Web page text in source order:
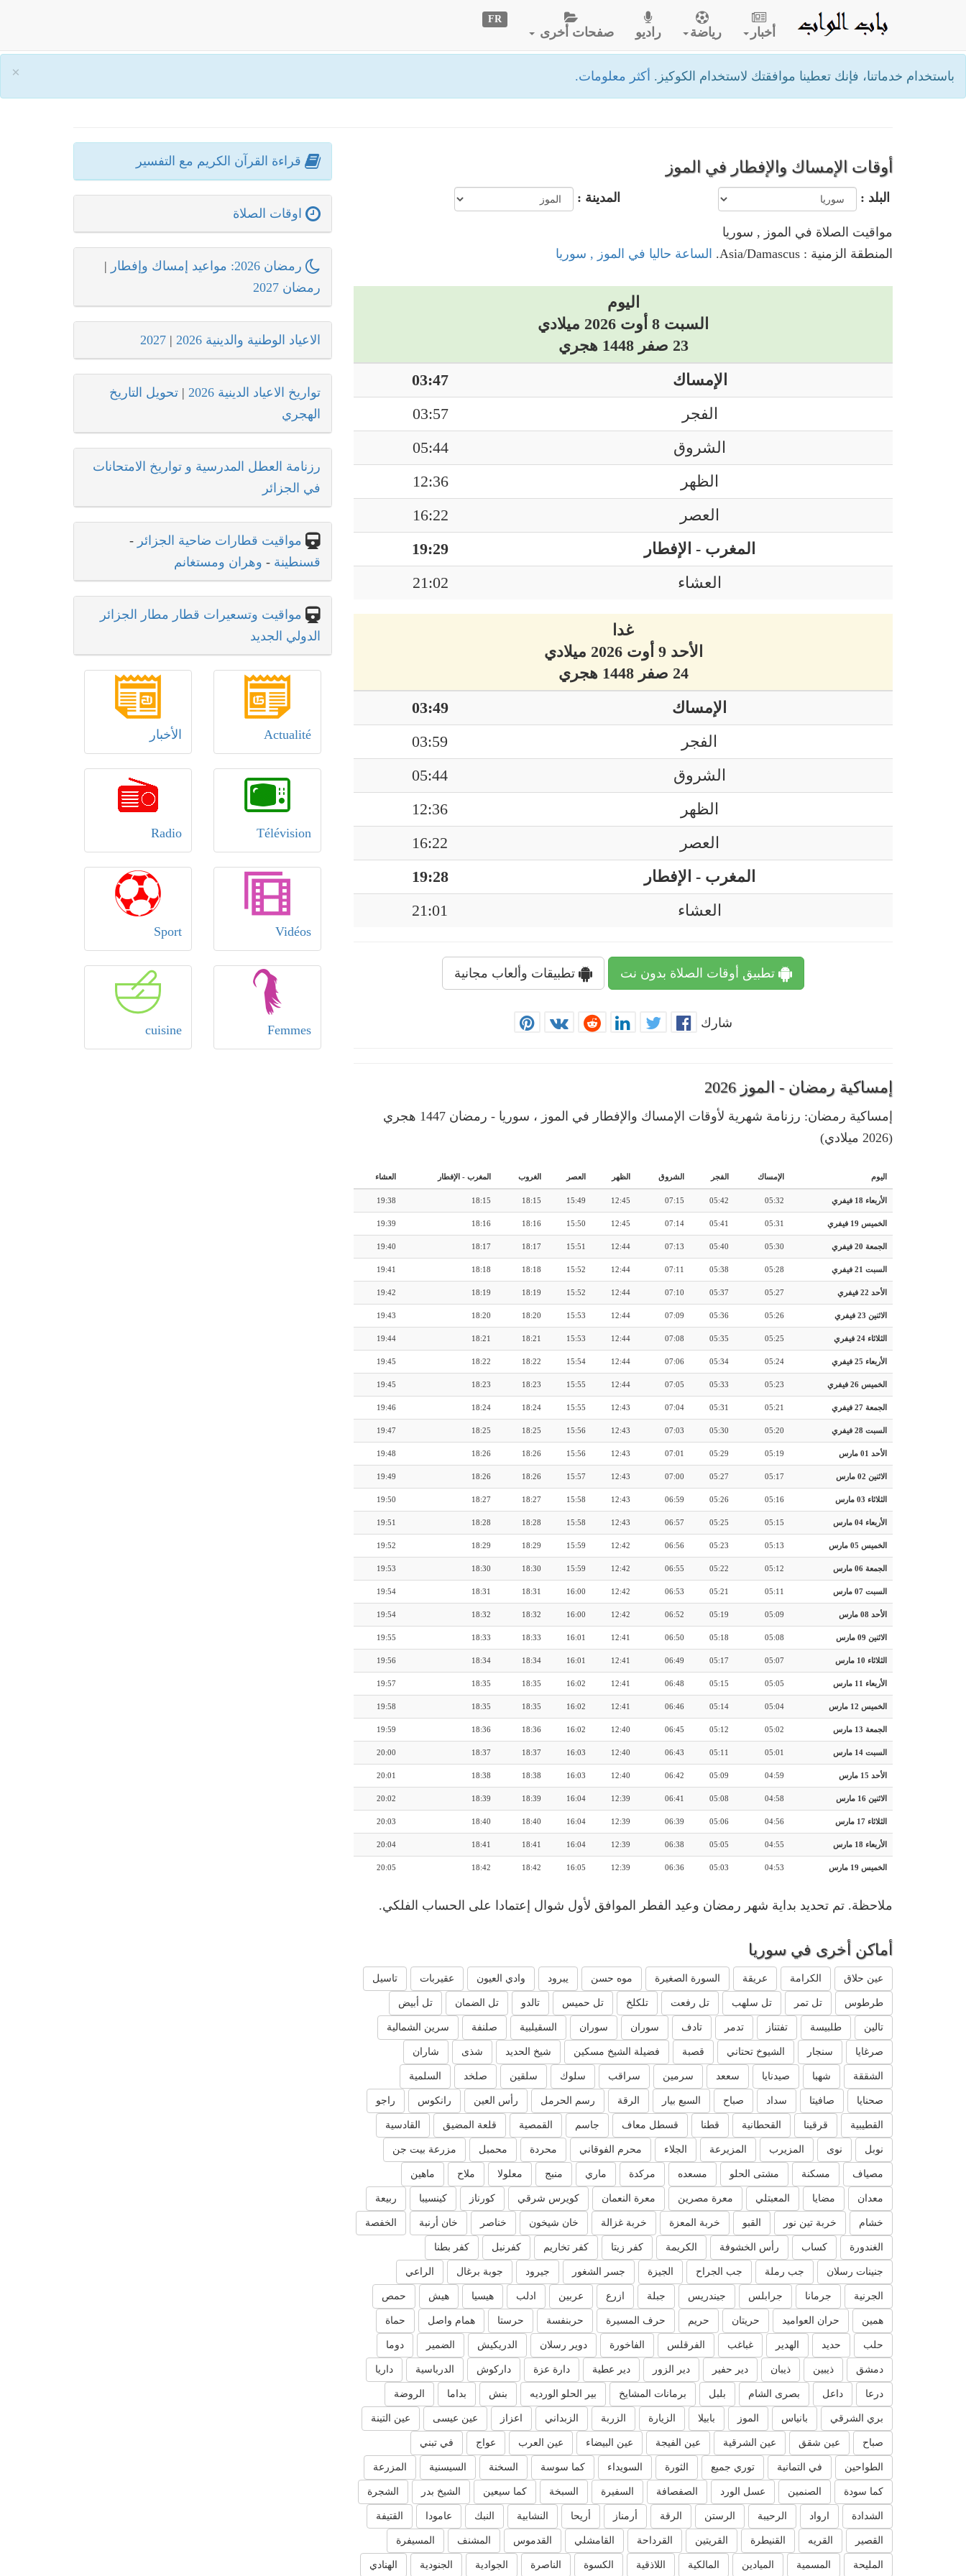
× باستخدام خدماتنا، فإنك تعطينا موافقتك لاستخدام الكوكيز. أكثر معلومات.
أخبار رياضة راديو صفحات أخرى
FR
أوقات الإمساك والإفطار في الموز
البلد : المدينة :
مواقيت الصلاة في الموز , سوريا
المنطقة الزمنية : Asia/Damascus.
الساعة حاليا في الموز , سوريا
اليوم
السبت 8 أوت 2026 ميلادي
23 صفر 1448 هجري
الإمساك
03:47
الفجر
03:57
الشروق
05:44
الظهر
12:36
العصر
16:22
المغرب - الإفطار
19:29
العشاء
21:02
غدا
الأحد 9 أوت 2026 ميلادي
24 صفر 1448 هجري
الإمساك
03:49
الفجر
03:59
الشروق
05:44
الظهر
12:36
العصر
16:22
المغرب - الإفطار
19:28
العشاء
21:01
تطبيق أوقات الصلاة بدون نت تطبيقات وألعاب مجانية
شارك
إمساكية رمضان - الموز 2026
إمساكية رمضان: رزنامة شهرية لأوقات الإمساك والإفطار في الموز ، سوريا - رمضان 1447 هجري
(2026 ميلادي)
اليوم الإمساك الفجر الشروق الظهر العصر الغروب المغرب - الإفطار العشاء
الأربعاء 18 فيفري 05:32
05:42
07:15
12:45
15:49
18:15
18:15
19:38
الخميس 19 فيفري 05:31
05:41
07:14
12:45
15:50
18:16
18:16
19:39
الجمعة 20 فيفري 05:30
05:40
07:13
12:44
15:51
18:17
18:17
19:40
السبت 21 فيفري 05:28
05:38
07:11
12:44
15:52
18:18
18:18
19:41
الأحد 22 فيفري 05:27
05:37
07:10
12:44
15:52
18:19
18:19
19:42
الاثنين 23 فيفري 05:26
05:36
07:09
12:44
15:53
18:20
18:20
19:43
الثلاثاء 24 فيفري 05:25
05:35
07:08
12:44
15:53
18:21
18:21
19:44
الأربعاء 25 فيفري 05:24
05:34
07:06
12:44
15:54
18:22
18:22
19:45
الخميس 26 فيفري 05:23
05:33
07:05
12:44
15:55
18:23
18:23
19:45
الجمعة 27 فيفري 05:21
05:31
07:04
12:43
15:55
18:24
18:24
19:46
السبت 28 فيفري 05:20
05:30
07:03
12:43
15:56
18:25
18:25
19:47
الأحد 01 مارس 05:19
05:29
07:01
12:43
15:56
18:26
18:26
19:48
الاثنين 02 مارس 05:17
05:27
07:00
12:43
15:57
18:26
18:26
19:49
الثلاثاء 03 مارس 05:16
05:26
06:59
12:43
15:58
18:27
18:27
19:50
الأربعاء 04 مارس 05:15
05:25
06:57
12:43
15:58
18:28
18:28
19:51
الخميس 05 مارس 05:13
05:23
06:56
12:42
15:59
18:29
18:29
19:52
الجمعة 06 مارس 05:12
05:22
06:55
12:42
15:59
18:30
18:30
19:53
السبت 07 مارس 05:11
05:21
06:53
12:42
16:00
18:31
18:31
19:54
الأحد 08 مارس 05:09
05:19
06:52
12:42
16:00
18:32
18:32
19:54
الاثنين 09 مارس 05:08
05:18
06:50
12:41
16:01
18:33
18:33
19:55
الثلاثاء 10 مارس 05:07
05:17
06:49
12:41
16:01
18:34
18:34
19:56
الأربعاء 11 مارس 05:05
05:15
06:48
12:41
16:02
18:35
18:35
19:57
الخميس 12 مارس 05:04
05:14
06:46
12:41
16:02
18:35
18:35
19:58
الجمعة 13 مارس 05:02
05:12
06:45
12:40
16:02
18:36
18:36
19:59
السبت 14 مارس 05:01
05:11
06:43
12:40
16:03
18:37
18:37
20:00
الأحد 15 مارس 04:59
05:09
06:42
12:40
16:03
18:38
18:38
20:01
الاثنين 16 مارس 04:58
05:08
06:41
12:39
16:04
18:39
18:39
20:02
الثلاثاء 17 مارس 04:56
05:06
06:39
12:39
16:04
18:40
18:40
20:03
الأربعاء 18 مارس 04:55
05:05
06:38
12:39
16:04
18:41
18:41
20:04
الخميس 19 مارس 04:53
05:03
06:36
12:39
16:05
18:42
18:42
20:05
ملاحظة. تم تحديد بداية شهر رمضان وعيد الفطر الموافق لأول شوال إعتمادا على الحساب الفلكي.
أماكن أخرى في سوريا
عين حلاق الكرامة عريقة السورة الصغيرة موه حسن يبرود وادي العيون عقيربات تاسيل
طرطوس تل تمر تل سلهب تل رفعت تلكلخ تل حميس تالدو تل الضمان تل أبيض
تالين طلبيسة تفتناز تدمر تادف سوران سوران السقيلبية صلنفة سرين الشمالية
صرغايا سنجار الشيوخ تحتاني قصبة فضيلة الشيخ مسكين شيخ الحديد شذى شاران
الشققة شهبا صيدنايا سععد سرمين سراقب سلوك سلقين صلخد السلمية
صحنايا صافيتا سداد صباح السبع بيار الرقة رسم الحرمل رأس العين رانكوس راجو
القطيبية قرقينا القحطانية قطنا قسطل معاف جاسم القمصية قلعة المضيق القادسية
نوبل نوى المزيرب المزيرعة الجلاء محرم الفوقاني محردة محمبل مزرعة بيت جن
مصياف مسكنة مشتى الحلو مسعده مركدة ماري منبج معلولا ملاح ماهين
معدان مضايا المعبتلي معرة مصرين معرة النعمان كويرس شرقي كورناز كينسيبا ربيعة
خشام خربة تين نور القبو خربة المعزة خربة غزالة خان شيخون خناصر خان أرنبة الخفصة
الغندورة كساب رأس الخشوفة الكريمة كفر زيتا كفر تخاريم كفرنبل كفر بطنا
جنينات رسلان جب رملة جب الجراح الجيزة جسر الشغور جيرود جوبة برغال الراعي
الجرنية جرمانا جرابلس جيندريس جبلة ازرع عربين ادلب هيسيا هيش حمص
همين حران العواميد حريتان حريم حرف المسيرة حربنفسة حرستا همام واصل حماة
حلب حديد الهدير غباغب الفرقلس الفاخورة دوير رسلان الدريكيش الضمير دوما
دمشق ذيبين ذيبان دير حفير دير الزور دير عطية دارة عزة داركوش الدرباسية داريا
درعا داعل بصرى الشام بلبل برمانات المشايخ بير الحلو الورديه بنش بداما الروضة
بري الشرقي بانياس الموز بابيلا الزيارة الزربة الزبداني اعزاز عين عيسى عين التينة
صباح عين شقق عين الشرقية عين الفيجة عين البيضاء عين العرب عواج في تبني
الطواحين في التمانية توري جميع الثورة السويداء كما سوسة السخنة السيسنية المزرعة
كما سودة الصنمين عسل الورد الصفصافة السفيرة السبخة كما سيعين الشيخ بدر الشجرة
الشدادة ارواد الرحيبة الرستن الرقة أرمناز أريحا النشابية النبك عامودا القتيفة
القصير القريه القنيطرة القريتين القرداحة القامشلي القدموس المشنف المسيفرة
المليحة المسمية الميادين المالكية اللاذقية الكسوة الناصرة الجوادية الجنودية الهنادي
قراءة القرآن الكريم مع التفسير
اوقات الصلاة
رمضان 2026: مواعيد إمساك وإفطار
|
رمضان 2027
الاعياد الوطنية والدينية 2026 |
2027
تواريخ الاعياد الدينية 2026 | تحويل التاريخ
الهجري
رزنامة العطل المدرسية و تواريخ الامتحانات
في الجزائر
مواقيت قطارات ضاحية الجزائر -
قسنطينة - وهران ومستغانم
مواقيت وتسعيرات قطار مطار الجزائر
الدولي الجديد
Actualité الأخبار
Télévision
Radio
Vidéos
Sport
Femmes
cuisine